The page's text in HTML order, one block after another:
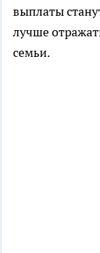
выплаты
лучше
семьи.